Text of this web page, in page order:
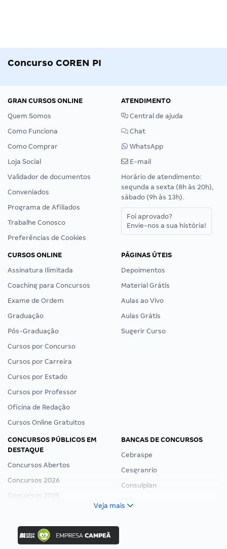
Concurso COREN PI
GRAN CURSOS ONLINE
Quem Somos
Como Funciona
Como Comprar
Loja Social
Validador de documentos
Conveniados
Programa de Afiliados
Trabalhe Conosco
Preferências de Cookies
ATENDIMENTO
Central de ajuda
Chat
WhatsApp
E-mail
Horário de atendimento:
segunda a sexta (8h às 20h),
sábado (9h às 13h).
Foi aprovado?
Envie-nos a sua história!
CURSOS ONLINE
Assinatura Ilimitada
Coaching para Concursos
Exame de Ordem
Graduação
Pós-Graduação
Cursos por Concurso
Cursos por Carreira
Cursos por Estado
Cursos por Professor
Oficina de Redação
Cursos Online Gratuitos
PÁGINAS ÚTEIS
Depoimentos
Material Grátis
Aulas ao Vivo
Aulas Grátis
Sugerir Curso
CONCURSOS PÚBLICOS EM
DESTAQUE
Concursos Abertos
Concursos 2026
Concursos 2025
Concurso Ibama
Concurso MPU
BANCAS DE CONCURSOS
Cebraspe
Cesgranrio
Consulplan
Veja mais